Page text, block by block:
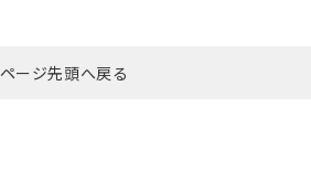
ページ先頭へ戻る